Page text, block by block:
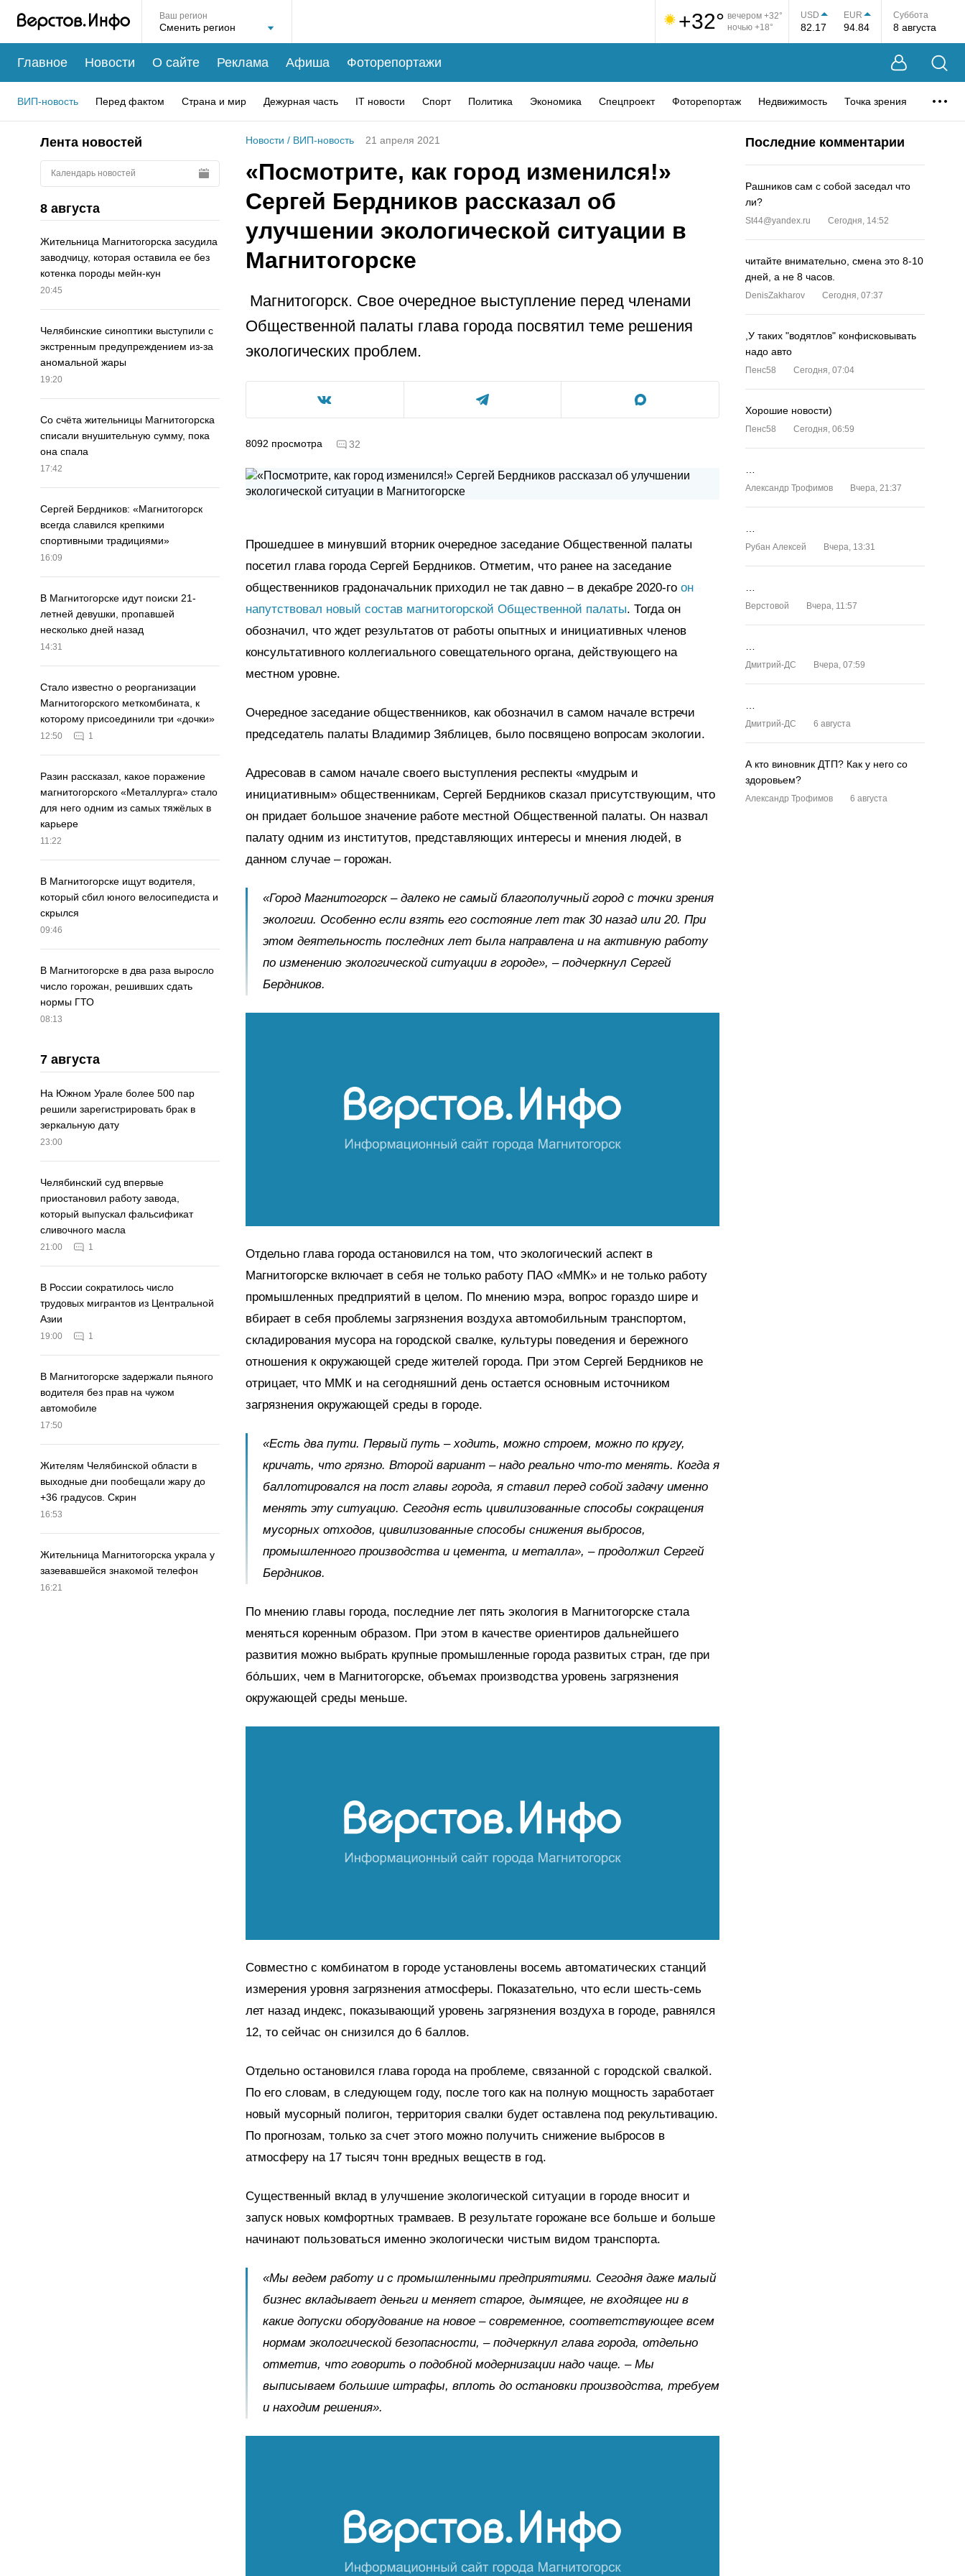
Ваш регион +32° вечером +32°
ночью +18°
USD
82.17
EUR
94.84
Суббота
8 августа
Главное Новости О сайте Реклама Афиша Фоторепортажи
ВИП-новость Перед фактом Страна и мир Дежурная часть IT новости Спорт Политика Экономика Спецпроект Фоторепортаж Недвижимость Точка зрения
Лента новостей
Календарь новостей
8 августа
Жительница Магнитогорска засудила
заводчицу, которая оставила ее без
котенка породы мейн-кун
20:45
Челябинские синоптики выступили с
экстренным предупреждением из-за
аномальной жары
19:20
Со счёта жительницы Магнитогорска
списали внушительную сумму, пока
она спала
17:42
Сергей Бердников: «Магнитогорск
всегда славился крепкими
спортивными традициями»
16:09
В Магнитогорске идут поиски 21-
летней девушки, пропавшей
несколько дней назад
14:31
Стало известно о реорганизации
Магнитогорского меткомбината, к
которому присоединили три «дочки»
12:50 1
Разин рассказал, какое поражение
магнитогорского «Металлурга» стало
для него одним из самых тяжёлых в
карьере
11:22
В Магнитогорске ищут водителя,
который сбил юного велосипедиста и
скрылся
09:46
В Магнитогорске в два раза выросло
число горожан, решивших сдать
нормы ГТО
08:13
7 августа
На Южном Урале более 500 пар
решили зарегистрировать брак в
зеркальную дату
23:00
Челябинский суд впервые
приостановил работу завода,
который выпускал фальсификат
сливочного масла
21:00 1
В России сократилось число
трудовых мигрантов из Центральной
Азии
19:00 1
В Магнитогорске задержали пьяного
водителя без прав на чужом
автомобиле
17:50
Жителям Челябинской области в
выходные дни пообещали жару до
+36 градусов. Скрин
16:53
Жительница Магнитогорска украла у
зазевавшейся знакомой телефон
16:21
Новости / ВИП-новость 21 апреля 2021
«Посмотрите, как город изменился!»
Сергей Бердников рассказал об
улучшении экологической ситуации в
Магнитогорске
Магнитогорск. Свое очередное выступление перед членами
Общественной палаты глава города посвятил теме решения
экологических проблем.
8092 просмотра 32
Прошедшее в минувший вторник очередное заседание Общественной палаты
посетил глава города Сергей Бердников. Отметим, что ранее на заседание
общественников градоначальник приходил не так давно – в декабре 2020-го он
напутствовал новый состав магнитогорской Общественной палаты. Тогда он
обозначил, что ждет результатов от работы опытных и инициативных членов
консультативного коллегиального совещательного органа, действующего на
местном уровне.
Очередное заседание общественников, как обозначил в самом начале встречи
председатель палаты Владимир Зяблицев, было посвящено вопросам экологии.
Адресовав в самом начале своего выступления респекты «мудрым и
инициативным» общественникам, Сергей Бердников сказал присутствующим, что
он придает большое значение работе местной Общественной палаты. Он назвал
палату одним из институтов, представляющих интересы и мнения людей, в
данном случае – горожан.
«Город Магнитогорск – далеко не самый благополучный город с точки зрения
экологии. Особенно если взять его состояние лет так 30 назад или 20. При
этом деятельность последних лет была направлена и на активную работу
по изменению экологической ситуации в городе», – подчеркнул Сергей
Бердников.
Отдельно глава города остановился на том, что экологический аспект в
Магнитогорске включает в себя не только работу ПАО «ММК» и не только работу
промышленных предприятий в целом. По мнению мэра, вопрос гораздо шире и
вбирает в себя проблемы загрязнения воздуха автомобильным транспортом,
складирования мусора на городской свалке, культуры поведения и бережного
отношения к окружающей среде жителей города. При этом Сергей Бердников не
отрицает, что ММК и на сегодняшний день остается основным источником
загрязнения окружающей среды в городе.
«Есть два пути. Первый путь – ходить, можно строем, можно по кругу,
кричать, что грязно. Второй вариант – надо реально что-то менять. Когда я
баллотировался на пост главы города, я ставил перед собой задачу именно
менять эту ситуацию. Сегодня есть цивилизованные способы сокращения
мусорных отходов, цивилизованные способы снижения выбросов,
промышленного производства и цемента, и металла», – продолжил Сергей
Бердников.
По мнению главы города, последние лет пять экология в Магнитогорске стала
меняться коренным образом. При этом в качестве ориентиров дальнейшего
развития можно выбрать крупные промышленные города развитых стран, где при
бо́льших, чем в Магнитогорске, объемах производства уровень загрязнения
окружающей среды меньше.
Совместно с комбинатом в городе установлены восемь автоматических станций
измерения уровня загрязнения атмосферы. Показательно, что если шесть-семь
лет назад индекс, показывающий уровень загрязнения воздуха в городе, равнялся
12, то сейчас он снизился до 6 баллов.
Отдельно остановился глава города на проблеме, связанной с городской свалкой.
По его словам, в следующем году, после того как на полную мощность заработает
новый мусорный полигон, территория свалки будет оставлена под рекультивацию.
По прогнозам, только за счет этого можно получить снижение выбросов в
атмосферу на 17 тысяч тонн вредных веществ в год.
Существенный вклад в улучшение экологической ситуации в городе вносит и
запуск новых комфортных трамваев. В результате горожане все больше и больше
начинают пользоваться именно экологически чистым видом транспорта.
«Мы ведем работу и с промышленными предприятиями. Сегодня даже малый
бизнес вкладывает деньги и меняет старое, дымящее, не входящее ни в
какие допуски оборудование на новое – современное, соответствующее всем
нормам экологической безопасности, – подчеркнул глава города, отдельно
отметив, что говорить о подобной модернизации надо чаще. – Мы
выписываем большие штрафы, вплоть до остановки производства, требуем
и находим решения».
Последние комментарии
Рашников сам с собой заседал что
ли?
St44@yandex.ru Сегодня, 14:52
читайте внимательно, смена это 8-10
дней, а не 8 часов.
DenisZakharov Сегодня, 07:37
,У таких "водятлов" конфисковывать
надо авто
Пенс58 Сегодня, 07:04
Хорошие новости)
Пенс58 Сегодня, 06:59
Александр Трофимов Вчера, 21:37
Рубан Алексей Вчера, 13:31
Верстовой Вчера, 11:57
Дмитрий-ДС Вчера, 07:59
Дмитрий-ДС 6 августа
А кто виновник ДТП? Как у него со
здоровьем?
Александр Трофимов 6 августа